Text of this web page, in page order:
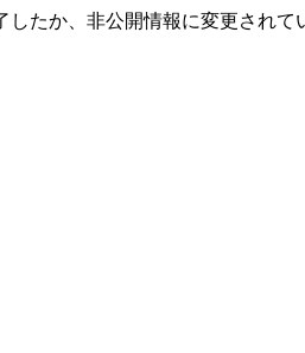
したか、非公開情報に変更されて